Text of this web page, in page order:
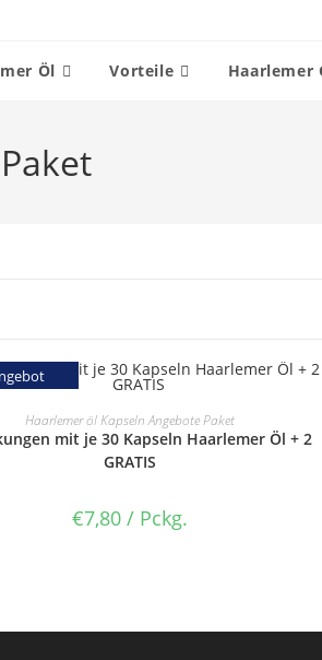
Öl Vorteile Haarlemer
SELECT OPTIONS
Haarlemer öl Kapseln Angebote Paket
mit je 30 Kapseln Haarlemer Öl + 2
GRATIS
€7,80/ Pckg.